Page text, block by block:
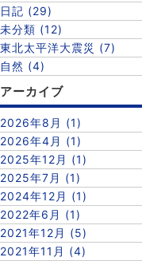
日記 (29)
未分類 (12)
東北太平洋大震災 (7)
自然 (4)
アーカイブ
2026年8月 (1)
2026年4月 (1)
2025年12月 (1)
2025年7月 (1)
2024年12月 (1)
2022年6月 (1)
2021年12月 (5)
2021年11月 (4)